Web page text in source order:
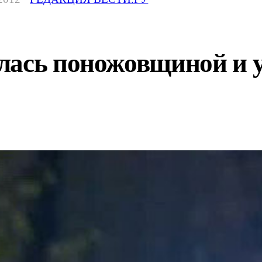
поножовщиной и